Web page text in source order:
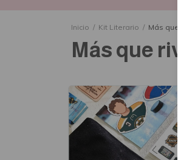
Inicio / Kit Literario / Más
Más que